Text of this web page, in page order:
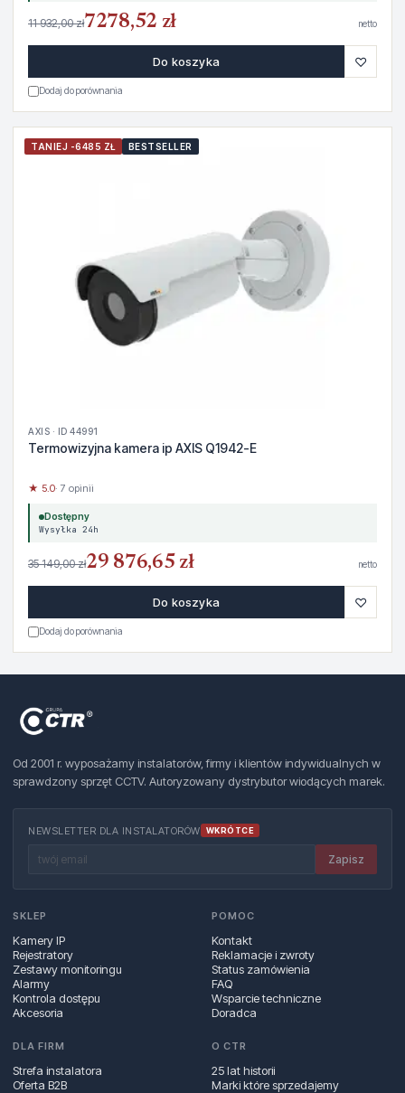
11 932,00 zł7278,52 zł netto
Do koszyka ♡
Dodaj do porównania
TANIEJ -6485 ZŁ BESTSELLER
AXIS · ID 44991
Termowizyjna kamera ip AXIS Q1942-E
★ 5.0· 7 opinii
Dostępny
Wysyłka 24h
35 149,00 zł29 876,65 zł netto
Do koszyka ♡
Dodaj do porównania
Od 2001 r. wyposażamy instalatorów, firmy i klientów indywidualnych w
sprawdzony sprzęt CCTV. Autoryzowany dystrybutor wiodących marek.
NEWSLETTER DLA INSTALATORÓW WKRÓTCE
Zapisz
SKLEP
Kamery IP
Rejestratory
Zestawy monitoringu
Alarmy
Kontrola dostępu
Akcesoria
POMOC
Kontakt
Reklamacje i zwroty
Status zamówienia
FAQ
Wsparcie techniczne
Doradca
DLA FIRM
Strefa instalatora
Oferta B2B
O CTR
25 lat historii
Marki które sprzedajemy